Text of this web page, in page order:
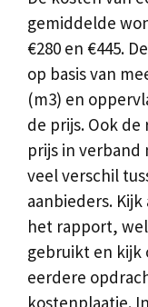
gemiddelde
€280 en €445.
op basis van
(m3) en
de prijs. Ook
prijs in verband
veel verschil
aanbieders.
het rapport,
gebruikt en kijk
eerdere
kostenplaatje.